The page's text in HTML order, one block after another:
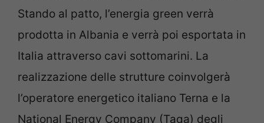
Stando al patto, l’energia green verrà
prodotta in Albania e verrà poi esportata in
Italia attraverso cavi sottomarini. La
realizzazione delle strutture coinvolgerà
l’operatore energetico italiano Terna e la
National Energy Company (Taqa) degli